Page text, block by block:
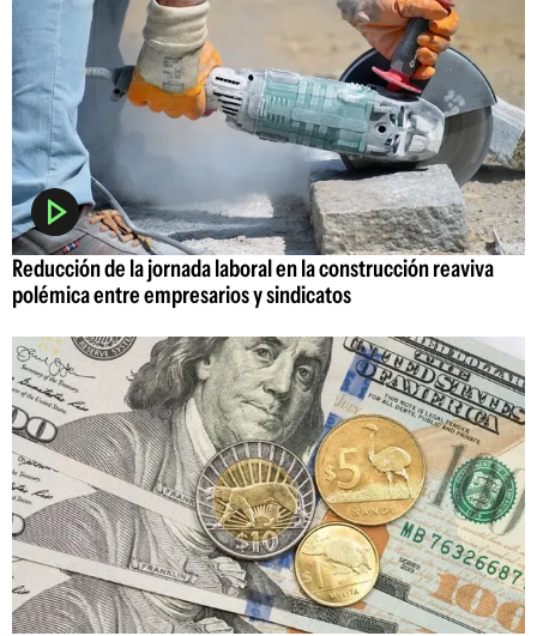
Reducción de la jornada laboral en la construcción reaviva
polémica entre empresarios y sindicatos